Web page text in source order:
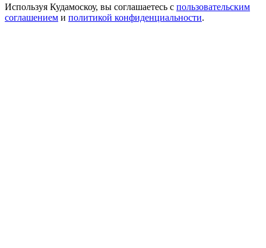
Используя Кудамоскоу, вы соглашаетесь с пользовательским
соглашением и политикой конфиденциальности.